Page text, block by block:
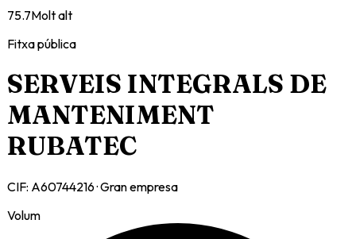
75.7Molt alt
Fitxa pública
SERVEIS INTEGRALS DE
MANTENIMENT
RUBATEC
CIF: A60744216·Gran empresa
Volum